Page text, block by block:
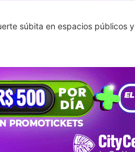
súbita en espacios